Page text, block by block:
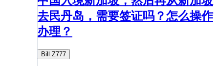
去民丹岛，需要签证吗？怎么操作
办理？
Bill Z777